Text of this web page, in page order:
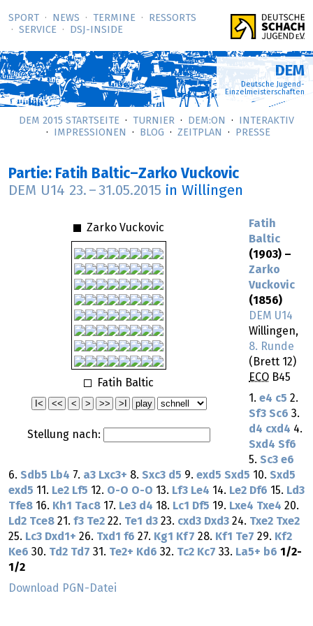
SPORT NEWS TERMINE
RESSORTS
SERVICE
DSJ-­INSIDE
DEM
Deutsche Jugend-
Einzelmeisterschaften
DEM 2015 STARTSEITE TURNIER DEM:ON
INTERAKTIV
IMPRESSIONEN
BLOG ZEITPLAN PRESSE
Partie: Fatih Baltic–Zarko Vuckovic
DEM U14 23. – 31.05.2015 in Willingen
Zarko Vuckovic
Fatih Baltic
Stellung nach:
Fatih
Baltic
(1903) –
Zarko
Vuckovic
(1856)
DEM U14
Willingen,
8. Runde
(Brett 12)
ECO B45
1. e4 c5 2.
Sf3 Sc6 3.
d4 cxd4 4.
Sxd4 Sf6
5. Sc3 e6
6. Sdb5 Lb4 7. a3 Lxc3+ 8. Sxc3 d5 9. exd5 Sxd5 10. Sxd5
exd5 11. Le2 Lf5 12. O-O O-O 13. Lf3 Le4 14. Le2 Df6 15. Ld3
Tfe8 16. Kh1 Tac8 17. Le3 d4 18. Lc1 Df5 19. Lxe4 Txe4 20.
Ld2 Tce8 21. f3 Te2 22. Te1 d3 23. cxd3 Dxd3 24. Txe2 Txe2
25. Lc3 Dxd1+ 26. Txd1 f6 27. Kg1 Kf7 28. Kf1 Te7 29. Kf2
Ke6 30. Td2 Td7 31. Te2+ Kd6 32. Tc2 Kc7 33. La5+ b6 1/2-
1/2
Download PGN-Datei